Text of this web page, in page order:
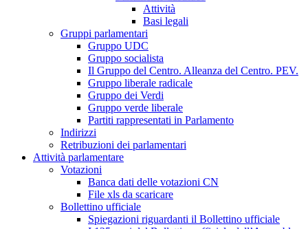
Attività
Basi legali
Gruppi parlamentari
Gruppo UDC
Gruppo socialista
Il Gruppo del Centro. Alleanza del Centro. PEV.
Gruppo liberale radicale
Gruppo dei Verdi
Gruppo verde liberale
Partiti rappresentati in Parlamento
Indirizzi
Retribuzioni dei parlamentari
Attività parlamentare
Votazioni
Banca dati delle votazioni CN
File xls da scaricare
Bollettino ufficiale
Spiegazioni riguardanti il Bollettino ufficiale